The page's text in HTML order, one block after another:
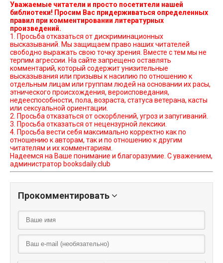
Уважаемые читатели и просто посетители нашей
библиотеки! Просим Вас придерживаться определенных
правил при комментировании литературных
произведений.
1. Просьба отказаться от дискриминационных
высказываний. Мы защищаем право наших читателей
свободно выражать свою точку зрения. Вместе с тем мы не
терпим агрессии. На сайте запрещено оставлять
комментарий, который содержит унизительные
высказывания или призывы к насилию по отношению к
отдельным лицам или группам людей на основании их расы,
этнического происхождения, вероисповедания,
недееспособности, пола, возраста, статуса ветерана, касты
или сексуальной ориентации.
2. Просьба отказаться от оскорблений, угроз и запугиваний.
3. Просьба отказаться от нецензурной лексики.
4. Просьба вести себя максимально корректно как по
отношению к авторам, так и по отношению к другим
читателям и их комментариям.
Надеемся на Ваше понимание и благоразумие. С уважением,
администратор booksdaily.club
Прокомментировать